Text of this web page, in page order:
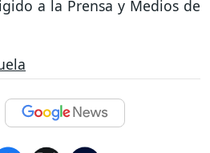
a la Prensa y Medios de